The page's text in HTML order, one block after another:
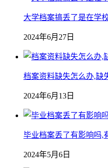
大学档案搞丢了是在学
2024年6月27日
档案资料缺失怎么办,缺
2024年6月13日
毕业档案丢了有影响吗,
2024年5月6日